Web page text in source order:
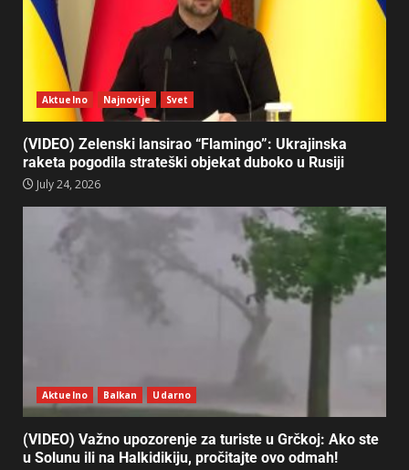
Aktuelno Najnovije Svet
(VIDEO) Zelenski lansirao “Flamingo”: Ukrajinska
raketa pogodila strateški objekat duboko u Rusiji
July 24, 2026
Aktuelno Balkan Udarno
(VIDEO) Važno upozorenje za turiste u Grčkoj: Ako ste
u Solunu ili na Halkidikiju, pročitajte ovo odmah!